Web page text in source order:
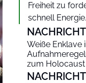
Freiheit zu
schnell
Weiße Enklave
zum Holocaust